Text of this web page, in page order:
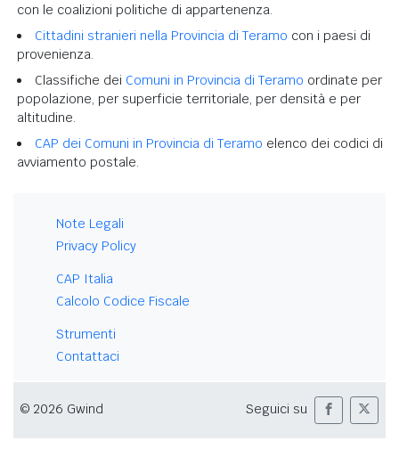
con le coalizioni politiche di appartenenza.
Cittadini stranieri nella Provincia di Teramo con i paesi di
provenienza.
Classifiche dei Comuni in Provincia di Teramo ordinate per
popolazione, per superficie territoriale, per densità e per
altitudine.
CAP dei Comuni in Provincia di Teramo elenco dei codici di
avviamento postale.
Note Legali
Privacy Policy
CAP Italia
Calcolo Codice Fiscale
Strumenti
Contattaci
© 2026 Gwind Seguici su